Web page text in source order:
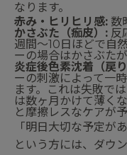
なります。
赤み・ヒリヒリ感: 数
かさぶた（痂皮）: 反
週間〜10日ほどで自
ーの場合はかさぶた
炎症後色素沈着（戻
ーの刺激によって一
ます。これは失敗で
は数ヶ月かけて薄く
と摩擦レスなケアが
「明日大切な予定が
という方には、ダウ